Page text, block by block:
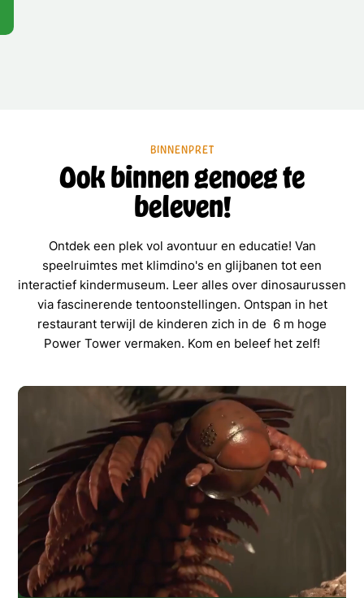
BINNENPRET
Ook binnen genoeg te
beleven!
Ontdek een plek vol avontuur en educatie! Van
speelruimtes met klimdino's en glijbanen tot een
interactief kindermuseum. Leer alles over dinosaurussen
via fascinerende tentoonstellingen. Ontspan in het
restaurant terwijl de kinderen zich in de 6 m hoge
Power Tower vermaken. Kom en beleef het zelf!